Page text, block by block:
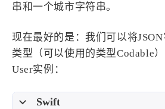
串和一个城市字符串。
现在最好的是：我们可以将
类型（可以使用的类型Codable
User实例：
Swift